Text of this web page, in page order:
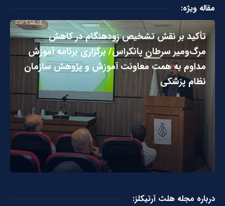
مقاله ویژه:
تأکید بر نقش تشخیص زودهنگام در کاهش
مرگ‌ومیر سرطان پانکراس/ برگزاری برنامه آموزش
مداوم به همت معاونت آموزش و پژوهش سازمان
نظام پزشکی
درباره مجله هلث آرتیکلز: